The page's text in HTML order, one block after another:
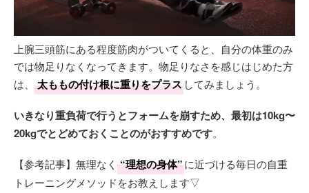
上腕三頭筋にある程度筋肉がついてくると、自分の体重のみ
では物足りなくなってきます。物足りなさを感じはじめた方
は、
太ももの付け根に重りをプラス してみましょう。
いきなり重負荷で行うとフォームを崩すため、最初は10kg〜
20kgでとどめておくことのがおすすめです。
【参考記事】無理なく “理想の身体”に近づける毎日の自重
トレーニングメソッドをお教えします▽